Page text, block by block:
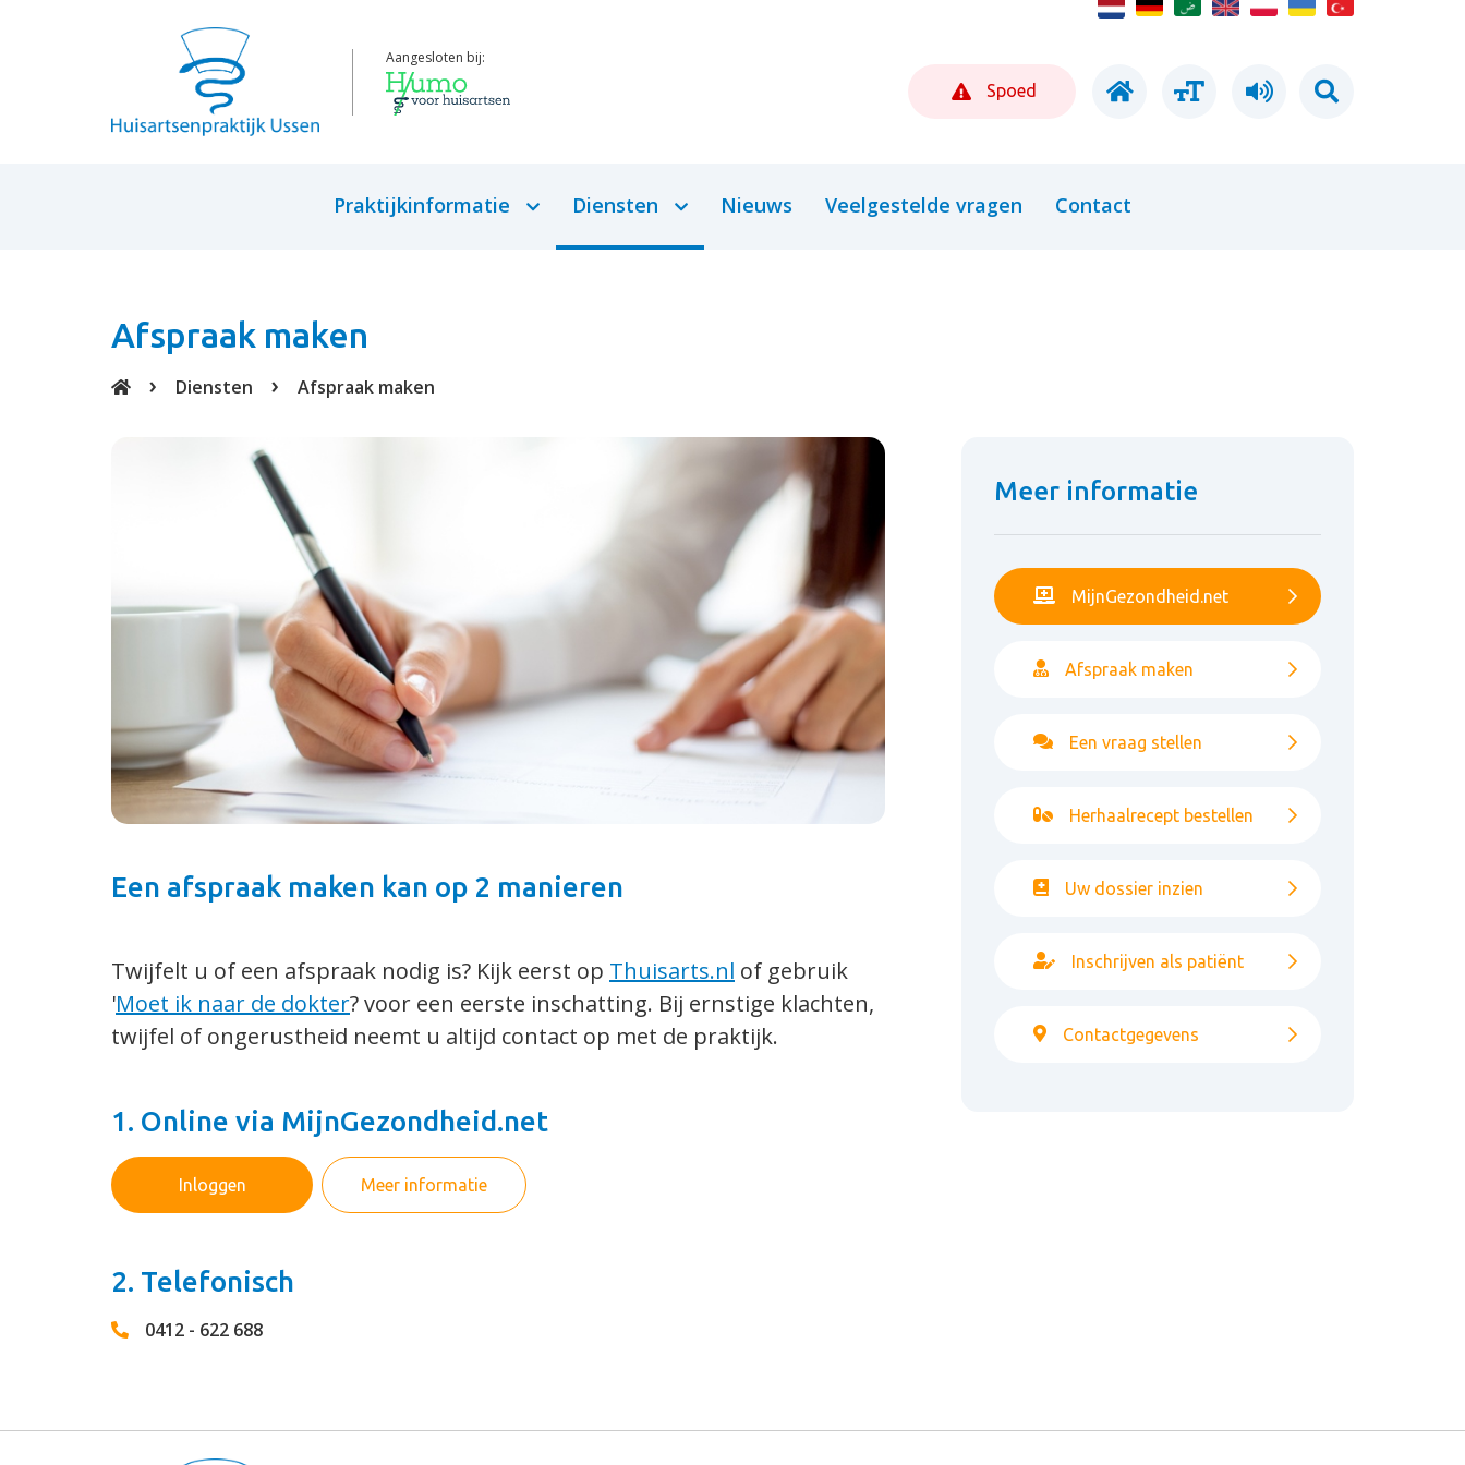
Aangesloten bij:
Spoed
Praktijkinformatie
Toestemming regelen
Omgangsregels
Privacy
Diensten
Uitslag van een onderzoek
Meting doorgeven
Verwijzing, verklaring of
machtiging
Bloed laten prikken
Nieuws Veelgestelde vragen Contact
Afspraak maken
Diensten Afspraak maken
Een afspraak maken kan op 2 manieren
Twijfelt u of een afspraak nodig is? Kijk eerst op Thuisarts.nl of gebruik
'Moet ik naar de dokter? voor een eerste inschatting. Bij ernstige klachten,
twijfel of ongerustheid neemt u altijd contact op met de praktijk.
1. Online via MijnGezondheid.net
Inloggen Meer informatie
2. Telefonisch
0412 - 622 688
Meer informatie
MijnGezondheid.net
Afspraak maken
Een vraag stellen
Herhaalrecept bestellen
Uw dossier inzien
Inschrijven als patiënt
Contactgegevens